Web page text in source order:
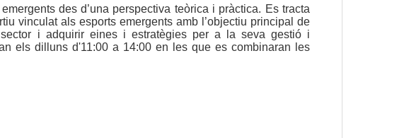
des d’una perspectiva teòrica i pràctica. Es tracta
vinculat als esports emergents amb l’objectiu principal de
sector i adquirir eines i estratègies per a la seva gestió i
els dilluns d'11:00 a 14:00 en les que es combinaran les